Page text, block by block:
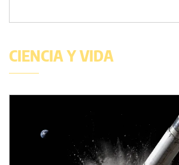
CIENCIA Y VIDA